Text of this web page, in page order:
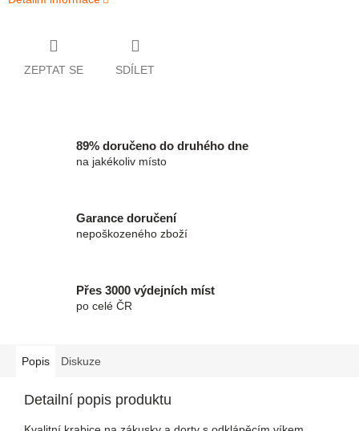
ZEPTAT SE SDÍLET
89% doručeno do druhého dne
na jakékoliv místo
Garance doručení
nepoškozeného zboží
Přes 3000 výdejních míst
po celé ČR
Popis Diskuze
Detailní popis produktu